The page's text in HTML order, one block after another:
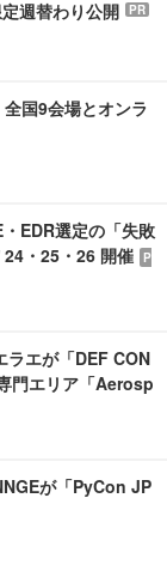
週替わり公開
PR
国9会場とオンラ
EDR選定の「失敗
24・25・26 開催 P
エが「DEF CON
門エリア「Aerosp
が「PyCon JP